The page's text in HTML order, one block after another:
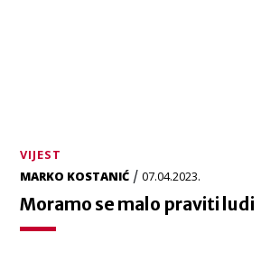
VIJEST
MARKO KOSTANIĆ /07.04.2023.
Moramo se malo praviti ludi